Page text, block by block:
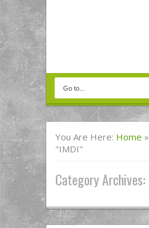
You Are Here: Home »
"IMDI"
Category Archives: